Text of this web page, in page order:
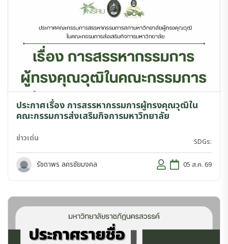
ประกาศเรื่อง การสรรหากรรมการผู้ทรงคุณวุฒิใน
คณะกรรมการส่งเสริมกิจการมหาวิทยาลัย
ข่าวเด่น SDGs:
รัชดาพร ลครชัยมงคล 05 ส.ค. 69